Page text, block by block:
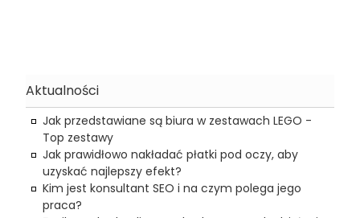
Aktualności
Jak przedstawiane są biura w zestawach LEGO -
Top zestawy
Jak prawidłowo nakładać płatki pod oczy, aby
uzyskać najlepszy efekt?
Kim jest konsultant SEO i na czym polega jego
praca?